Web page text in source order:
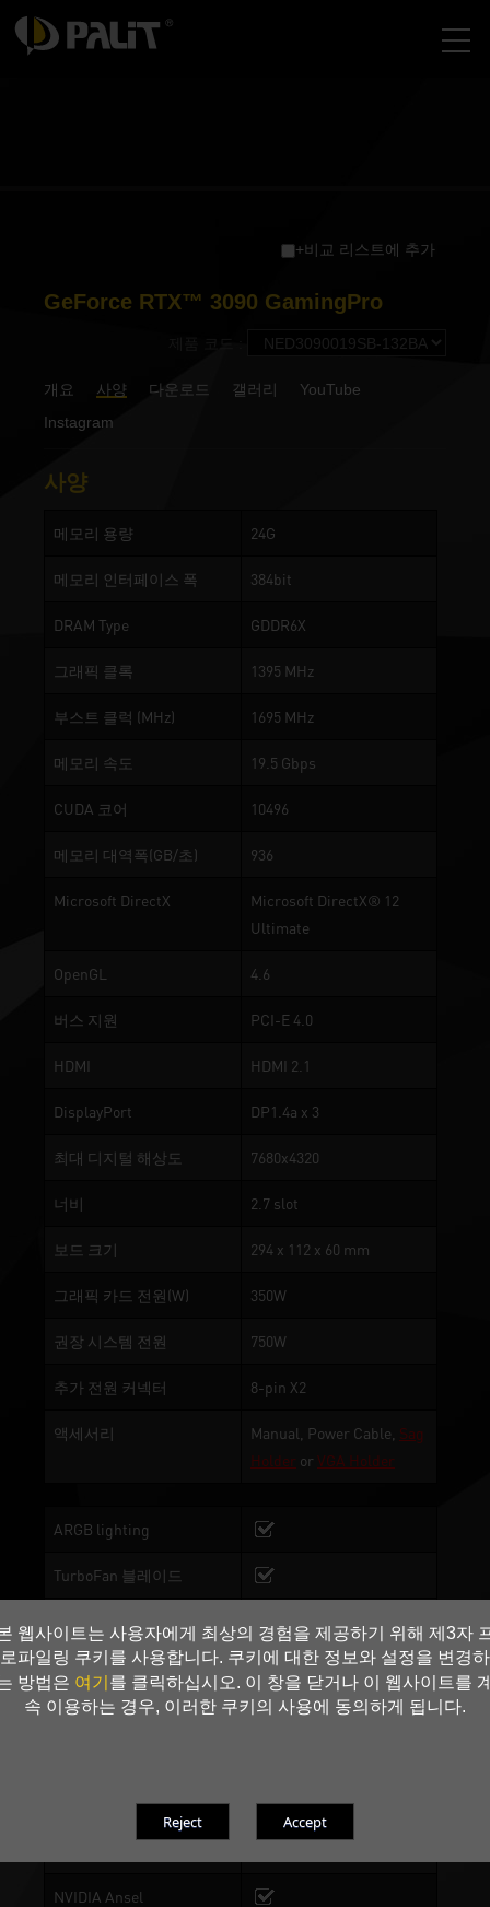
웹사이트는 사용자에게 최상의 경험을 제공하기 위해 제3자
로파일링 쿠키를 사용합니다. 쿠키에 대한 정보와 설정을 변경하
방법은 여기를 클릭하십시오. 이 창을 닫거나 이 웹사이트를
속 이용하는 경우, 이러한 쿠키의 사용에 동의하게 됩니다.
+비교 리스트에 추가
GeForce RTX™ 3090 GamingPro
개요 사양 다운로드 갤러리
YouTube
Instagram
사양
메모리 용량 24G
메모리 인터페이스 폭 384bit
DRAM Type GDDR6X
그래픽 클록 1395 MHz
부스트 클럭 (MHz) 1695 MHz
메모리 속도 19.5 Gbps
CUDA 코어 10496
메모리 대역폭(GB/초) 936
Microsoft DirectX
Microsoft DirectX® 12
Ultimate
OpenGL 4.6
버스 지원 PCI-E 4.0
HDMI HDMI 2.1
DisplayPort DP1.4a x 3
최대 디지털 해상도 7680x4320
너비 2.7 slot
보드 크기 294 x 112 x 60 mm
그래픽 카드 전원(W) 350W
권장 시스템 전원 750W
추가 전원 커넥터 8-pin X2
액세서리 Manual, Power Cable, Sag
Holder or VGA Holder
ARGB lighting
TurboFan 블레이드
Copper Base
DrMOS
Ray Tracing 코어
NVIDIA Ansel